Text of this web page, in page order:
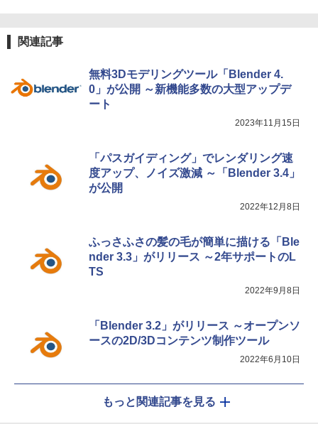
関連記事
無料3Dモデリングツール「Blender 4.
0」が公開 ～新機能多数の大型アップデ
ート
2023年11月15日
「パスガイディング」でレンダリング速
度アップ、ノイズ激減 ～「Blender 3.4」
が公開
2022年12月8日
ふっさふさの髪の毛が簡単に描ける「Ble
nder 3.3」がリリース ～2年サポートのL
TS
2022年9月8日
「Blender 3.2」がリリース ～オープンソ
ースの2D/3Dコンテンツ制作ツール
2022年6月10日
もっと関連記事を見る